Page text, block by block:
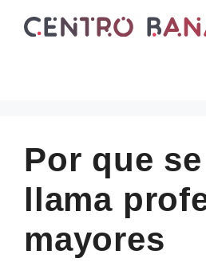
Por que
llama
mayores